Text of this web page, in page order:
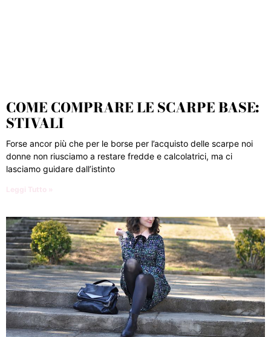
COME COMPRARE LE SCARPE BASE:
STIVALI
Forse ancor più che per le borse per l’acquisto delle scarpe noi
donne non riusciamo a restare fredde e calcolatrici, ma ci
lasciamo guidare dall’istinto
Leggi Tutto »